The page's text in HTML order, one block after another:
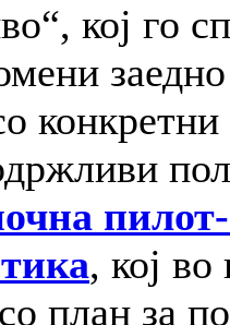
кој го
, кој
план за